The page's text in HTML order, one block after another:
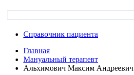
Справочник пациента
Главная
Мануальный терапевт
Альхимович Максим Андреевич